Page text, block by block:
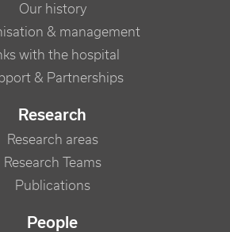
Our history
& management
with the hospital
& Partnerships
Research
Research areas
Research Teams
Publications
People